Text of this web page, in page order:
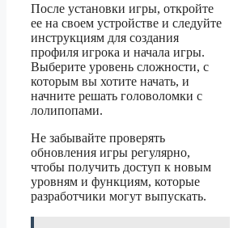
После установки игры, откройте
ее на своем устройстве и следуйте
инструкциям для создания
профиля игрока и начала игры.
Выберите уровень сложности, с
которым вы хотите начать, и
начните решать головоломки с
лолипопами.
Не забывайте проверять
обновления игры регулярно,
чтобы получить доступ к новым
уровням и функциям, которые
разработчики могут выпускать.